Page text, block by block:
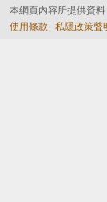
本網頁內容所提供資
使用條款
私隱政策聲